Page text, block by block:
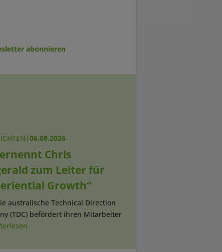
abonnieren
|06.08.2026
Chris
zum Leiter für
Growth“
australische Technical Direction
(TDC) befördert ihren Mitarbeiter